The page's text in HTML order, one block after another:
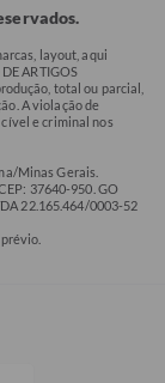
layout, aqui
ARTIGOS
total ou parcial,
A violação de
e criminal nos
Minas Gerais.
37640-950. GO
22.165.464/0003-52